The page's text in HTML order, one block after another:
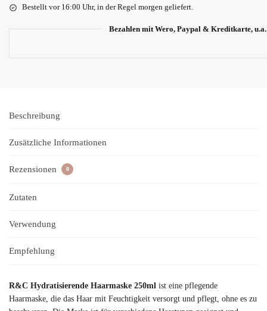
Bestellt vor 16:00 Uhr, in der Regel morgen geliefert.
Bezahlen mit Wero, Paypal & Kreditkarte, u.a.
Beschreibung
Zusätzliche Informationen
Rezensionen 0
Zutaten
Verwendung
Empfehlung
R&C Hydratisierende Haarmaske 250ml ist eine pflegende
Haarmaske, die das Haar mit Feuchtigkeit versorgt und pflegt, ohne es zu